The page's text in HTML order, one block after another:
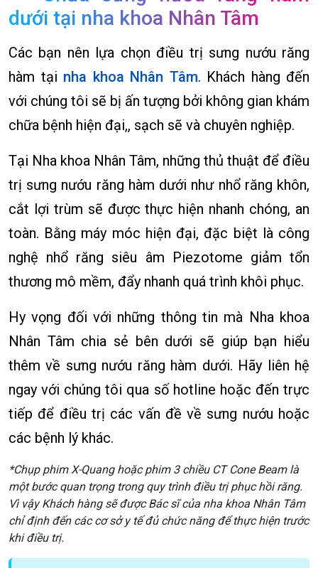
dưới tại nha khoa Nhân Tâm
Các bạn nên lựa chọn điều trị sưng nướu răng
hàm tại nha khoa Nhân Tâm. Khách hàng đến
với chúng tôi sẽ bị ấn tượng bởi không gian khám
chữa bệnh hiện đại,, sạch sẽ và chuyên nghiệp.
Tại Nha khoa Nhân Tâm, những thủ thuật để điều
trị sưng nướu răng hàm dưới như nhổ răng khôn,
cắt lợi trùm sẽ được thực hiện nhanh chóng, an
toàn. Bằng máy móc hiện đại, đặc biệt là công
nghệ nhổ răng siêu âm Piezotome giảm tổn
thương mô mềm, đẩy nhanh quá trình khôi phục.
Hy vọng đối với những thông tin mà Nha khoa
Nhân Tâm chia sẻ bên dưới sẽ giúp bạn hiểu
thêm về sưng nướu răng hàm dưới. Hãy liên hệ
ngay với chúng tôi qua số hotline hoặc đến trực
tiếp để điều trị các vấn đề về sưng nướu hoặc
các bệnh lý khác.
*Chụp phim X-Quang hoặc phim 3 chiều CT Cone Beam là
một bước quan trọng trong quy trình điều trị phục hồi răng.
Vì vậy Khách hàng sẽ được Bác sĩ của nha khoa Nhân Tâm
chỉ định đến các cơ sở y tế đủ chức năng để thực hiện trước
khi điều trị.